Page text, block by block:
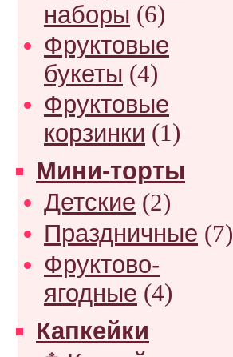
наборы (6)
Фруктовые
букеты (4)
Фруктовые
корзинки (1)
Мини-торты
Детские (2)
Праздничные (7)
Фруктово-
ягодные (4)
Капкейки